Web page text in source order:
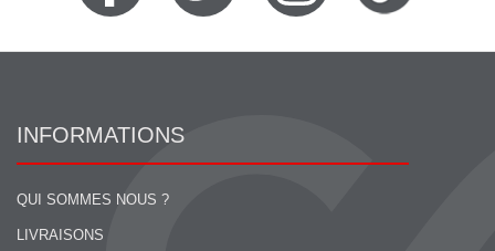
INFORMATIONS
QUI SOMMES NOUS ?
LIVRAISONS